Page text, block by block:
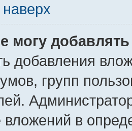
могу
добавления
групп
вложений в